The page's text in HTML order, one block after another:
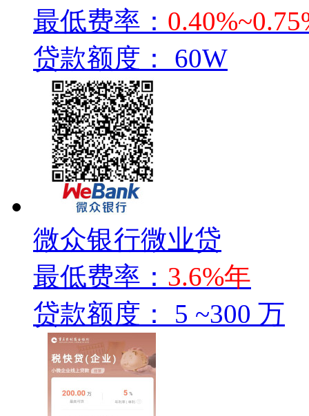
最低费率：
贷款额度：
60W
微众银行微业贷
最低费率： 3.6%年
贷款额度：
5 ~300 万